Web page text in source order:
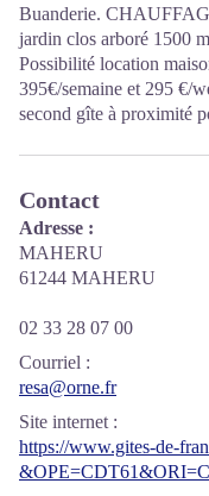
Buanderie.
jardin clos arboré 1500
Possibilité location
395€/semaine et 295 €/
second gîte à proximité
Contact
Adresse :
MAHERU
61244 MAHERU
02 33 28 07 00
Courriel :
resa@orne.fr
Site internet :
https://www.gites-de-